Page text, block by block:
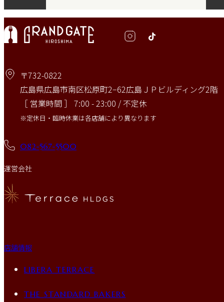
〒732-0822
広島県広島市南区松原町2−62広島ＪＰビルディング2階
［ 営業時間 ］ 7:00 - 23:00 / 不定休
※定休日・臨時休業は各店舗により異なります
082-567-5500
運営会社
店舗情報
LIBERA TERRACE
THE STANDARD BAKERS